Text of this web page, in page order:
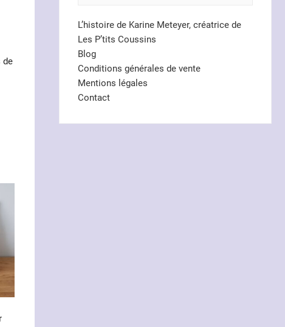
de
L’histoire de Karine Meteyer, créatrice de
Les P’tits Coussins
Blog
Conditions générales de vente
Mentions légales
Contact